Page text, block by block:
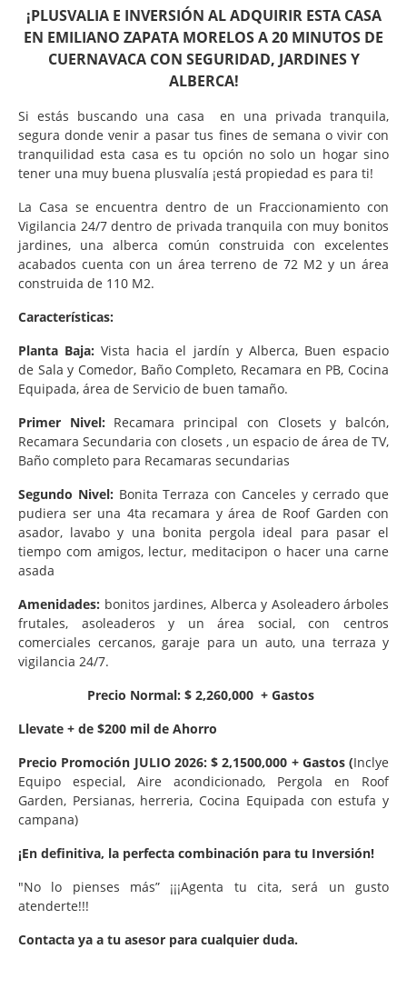
¡PLUSVALIA E INVERSIÓN AL ADQUIRIR ESTA CASA
EN EMILIANO ZAPATA MORELOS A 20 MINUTOS DE
CUERNAVACA CON SEGURIDAD, JARDINES Y
ALBERCA!
Si estás buscando una casa en una privada tranquila,
segura donde venir a pasar tus fines de semana o vivir con
tranquilidad esta casa es tu opción no solo un hogar sino
tener una muy buena plusvalía ¡está propiedad es para ti!
La Casa se encuentra dentro de un Fraccionamiento con
Vigilancia 24/7 dentro de privada tranquila con muy bonitos
jardines, una alberca común construida con excelentes
acabados cuenta con un área terreno de 72 M2 y un área
construida de 110 M2.
Características:
Planta Baja: Vista hacia el jardín y Alberca, Buen espacio
de Sala y Comedor, Baño Completo, Recamara en PB, Cocina
Equipada, área de Servicio de buen tamaño.
Primer Nivel: Recamara principal con Closets y balcón,
Recamara Secundaria con closets , un espacio de área de TV,
Baño completo para Recamaras secundarias
Segundo Nivel: Bonita Terraza con Canceles y cerrado que
pudiera ser una 4ta recamara y área de Roof Garden con
asador, lavabo y una bonita pergola ideal para pasar el
tiempo com amigos, lectur, meditacipon o hacer una carne
asada
Amenidades: bonitos jardines, Alberca y Asoleadero árboles
frutales, asoleaderos y un área social, con centros
comerciales cercanos, garaje para un auto, una terraza y
vigilancia 24/7.
Precio Normal: $ 2,260,000 + Gastos
Llevate + de $200 mil de Ahorro
Precio Promoción JULIO 2026: $ 2,1500,000 + Gastos (Inclye
Equipo especial, Aire acondicionado, Pergola en Roof
Garden, Persianas, herreria, Cocina Equipada con estufa y
campana)
¡En definitiva, la perfecta combinación para tu Inversión!
"No lo pienses más” ¡¡¡Agenta tu cita, será un gusto
atenderte!!!
Contacta ya a tu asesor para cualquier duda.